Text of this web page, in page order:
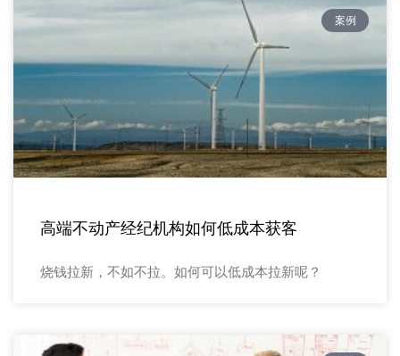
案例
高端不动产经纪机构如何低成本获客
烧钱拉新，不如不拉。如何可以低成本拉新呢？